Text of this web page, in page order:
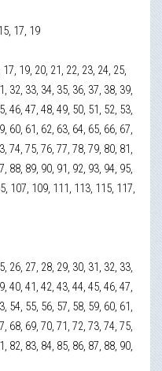
17, 19
19, 20, 21, 22, 23, 24, 25,
32, 33, 34, 35, 36, 37, 38, 39,
46, 47, 48, 49, 50, 51, 52, 53,
60, 61, 62, 63, 64, 65, 66, 67,
74, 75, 76, 77, 78, 79, 80, 81,
88, 89, 90, 91, 92, 93, 94, 95,
107, 109, 111, 113, 115, 117,
26, 27, 28, 29, 30, 31, 32, 33,
40, 41, 42, 43, 44, 45, 46, 47,
54, 55, 56, 57, 58, 59, 60, 61,
68, 69, 70, 71, 72, 73, 74, 75,
82, 83, 84, 85, 86, 87, 88, 90,